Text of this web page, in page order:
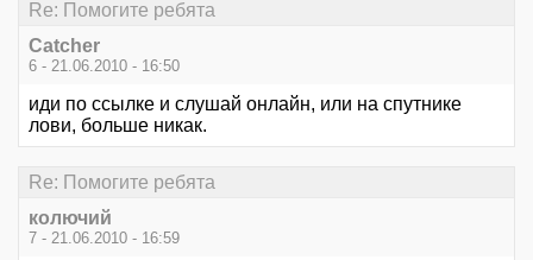
Re: Помогите ребята
Catcher
6 - 21.06.2010 - 16:50
иди по ссылке и слушай онлайн, или на спутнике
лови, больше никак.
Re: Помогите ребята
колючий
7 - 21.06.2010 - 16:59